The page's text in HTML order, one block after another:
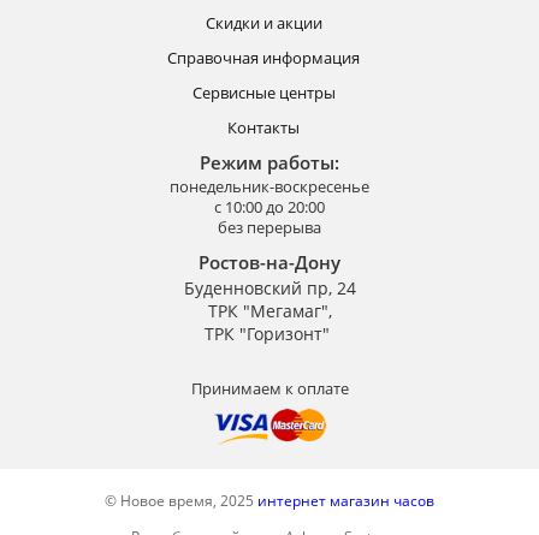
Скидки и акции
Справочная информация
Сервисные центры
Контакты
Режим работы:
понедельник-воскресенье
с 10:00 до 20:00
без перерыва
Ростов-на-Дону
Буденновский пр, 24
ТРК "Мегамаг",
ТРК "Горизонт"
Принимаем к оплате
© Новое время, 2025 интернет магазин часов